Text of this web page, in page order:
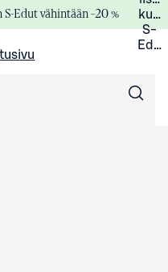
S-Edut vähintään –20 %
S-